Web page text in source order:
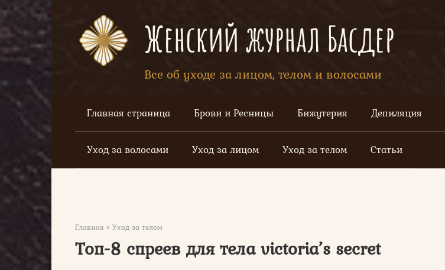
Перейти
к
контенту
Женский журнал Басдер
Все об уходе за лицом, телом и волосами
Главная страница Брови и Ресницы Бижутерия Депиляция
Уход за волосами Уход за лицом Уход за телом Статьи
Главная » Уход за телом
Топ-8 спреев для тела victoria’s secret